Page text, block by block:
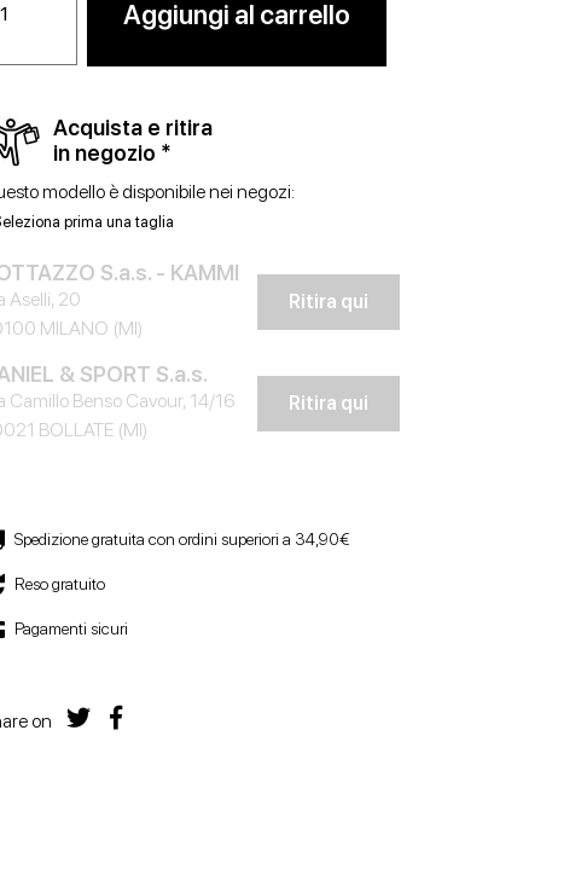
Aggiungi al carrello
Acquista e ritira
in negozio *
modello è disponibile nei negozi:
prima una taglia
S.a.s. - KAMMI
Aselli, 20
MILANO (MI)
Ritira qui
& SPORT S.a.s.
Camillo Benso Cavour, 14/16
BOLLATE (MI)
Ritira qui
Spedizione gratuita con ordini superiori a 34,90€
Reso gratuito
Pagamenti sicuri
on